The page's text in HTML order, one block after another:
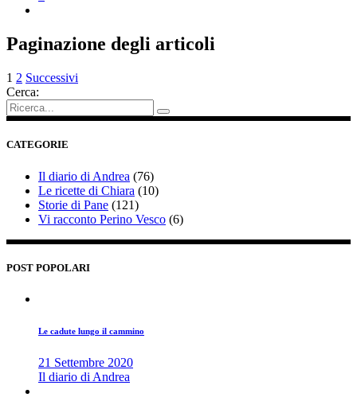
Paginazione degli articoli
1 2 Successivi
Cerca:
CATEGORIE
Il diario di Andrea (76)
Le ricette di Chiara (10)
Storie di Pane (121)
Vi racconto Perino Vesco (6)
POST POPOLARI
Le cadute lungo il cammino
21 Settembre 2020
Il diario di Andrea